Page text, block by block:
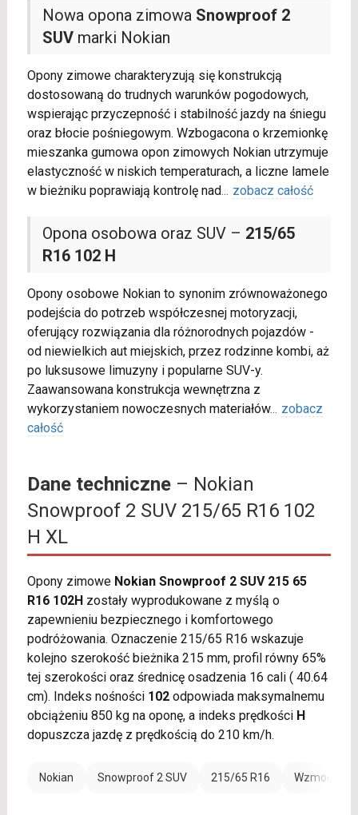
Nowa opona zimowa Snowproof 2
SUVmarki Nokian
Opony zimowe charakteryzują się konstrukcją
dostosowaną do trudnych warunków pogodowych,
wspierając przyczepność i stabilność jazdy na śniegu
oraz błocie pośniegowym. Wzbogacona o krzemionkę
mieszanka gumowa opon zimowych Nokian utrzymuje
elastyczność w niskich temperaturach, a liczne lamele
w bieżniku poprawiają kontrolę nad... zobacz całość
Opona osobowa oraz SUV – 215/65
R16 102 H
Opony osobowe Nokian to synonim zrównoważonego
podejścia do potrzeb współczesnej motoryzacji,
oferujący rozwiązania dla różnorodnych pojazdów -
od niewielkich aut miejskich, przez rodzinne kombi, aż
po luksusowe limuzyny i popularne SUV-y.
Zaawansowana konstrukcja wewnętrzna z
wykorzystaniem nowoczesnych materiałów... zobacz
całość
Dane techniczne– Nokian
Snowproof 2 SUV 215/65 R16 102
H XL
Opony zimowe Nokian Snowproof 2 SUV 215 65
R16 102Hzostały wyprodukowane z myślą o
zapewnieniu bezpiecznego i komfortowego
podróżowania. Oznaczenie 215/65 R16 wskazuje
kolejno szerokość bieżnika 215 mm, profil równy 65%
tej szerokości oraz średnicę osadzenia 16 cali ( 40.64
cm). Indeks nośności 102odpowiada maksymalnemu
obciążeniu 850 kg na oponę, a indeks prędkości H
dopuszcza jazdę z prędkością do 210 km/h.
Nokian Snowproof 2 SUV 215/65 R16